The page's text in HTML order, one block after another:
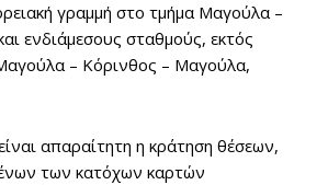
γραμμή στο τμήμα Μαγούλα –
ενδιάμεσους σταθμούς, εκτός
– Κόρινθος – Μαγούλα,
απαραίτητη η κράτηση θέσεων,
των κατόχων καρτών